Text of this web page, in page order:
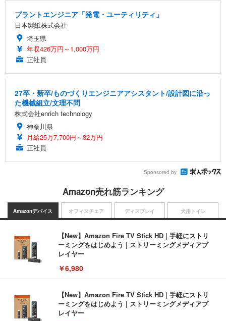
プラントエンジニア「発電・ユーティリティ」
日本製紙株式会社
埼玉県
年収426万円～1,000万円
正社員
27卒・新卒/ものづくりエンジニアアシスタント/設計図に沿っ
た機械組立/文理不問
株式会社enrich technology
神奈川県
月給25万7,700円～32万円
正社員
Sponsored by
Amazon売れ筋ランキング
Amazonデバイス
【New】Amazon Fire TV Stick HD | 手軽にストリ
ーミングをはじめよう | ストリーミングメディアプ
レイヤー
￥6,980
【New】Amazon Fire TV Stick HD | 手軽にストリ
ーミングをはじめよう | ストリーミングメディアプ
レイヤー
オフィスチェア ディスプレイ 犬用トイレ